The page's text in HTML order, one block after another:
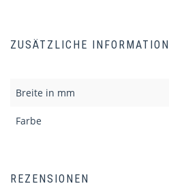
ZUSÄTZLICHE INFORMATION
Breite in mm
Farbe
REZENSIONEN